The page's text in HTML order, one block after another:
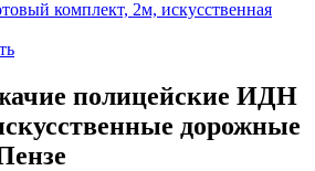
комплект, 2м, искусственная
полицейские ИДН
дорожные